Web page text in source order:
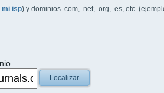
mi isp) y dominios .com, .net, .org, .es, etc.
Localizar